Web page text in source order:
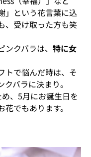
」という花言葉に込
、受け取った方も笑
クバラは、 特に女
トで悩んだ時は、そ
バラに決まり。
、5月にお誕生日を
でもあります。